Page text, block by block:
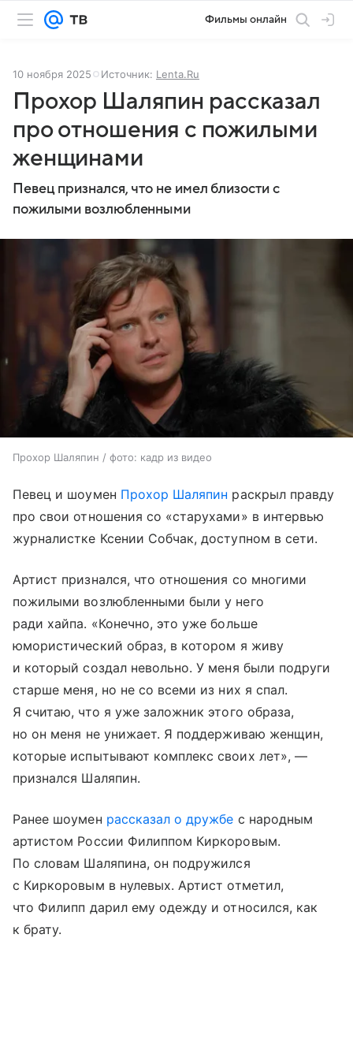
Фильмы онлайн
10 ноября 2025 Источник: Lenta.Ru
Прохор Шаляпин рассказал
про отношения с пожилыми
женщинами
Певец признался, что не имел близости с
пожилыми возлюбленными
Прохор Шаляпин / фото: кадр из видео
Певец и шоумен Прохор Шаляпин раскрыл правду
про свои отношения со «старухами» в интервью
журналистке Ксении Собчак, доступном в сети.
Артист признался, что отношения со многими
пожилыми возлюбленными были у него
ради хайпа. «Конечно, это уже больше
юмористический образ, в котором я живу
и который создал невольно. У меня были подруги
старше меня, но не со всеми из них я спал.
Я считаю, что я уже заложник этого образа,
но он меня не унижает. Я поддерживаю женщин,
которые испытывают комплекс своих лет», —
признался Шаляпин.
Ранее шоумен рассказал о дружбе с народным
артистом России Филиппом Киркоровым.
По словам Шаляпина, он подружился
с Киркоровым в нулевых. Артист отметил,
что Филипп дарил ему одежду и относился, как
к брату.